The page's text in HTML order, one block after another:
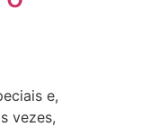
e,
vezes,